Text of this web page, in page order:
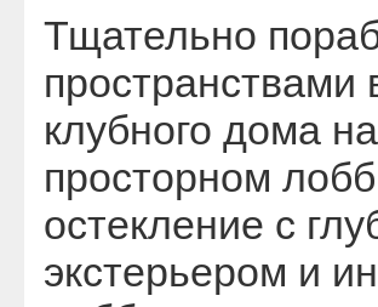
Тщательно
пространствами
клубного дома
просторном
остекление с
экстерьером и